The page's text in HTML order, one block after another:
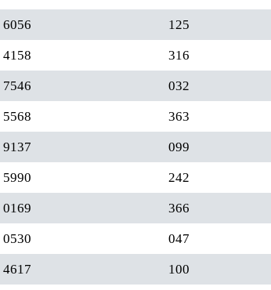
6056 125
4158 316
7546 032
5568 363
9137 099
5990 242
0169 366
0530 047
4617 100